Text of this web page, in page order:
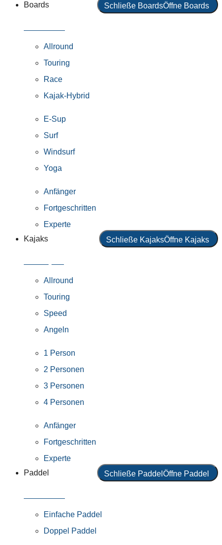
Boards Schließe BoardsÖffne Boards
Allround
Touring
Race
Kajak-Hybrid
E-Sup
Surf
Windsurf
Yoga
Anfänger
Fortgeschritten
Experte
Kajaks
Schließe KajaksÖffne Kajaks
Allround
Touring
Speed
Angeln
1 Person
2 Personen
3 Personen
4 Personen
Anfänger
Fortgeschritten
Experte
Paddel
Schließe Paddel Öffne Paddel
Einfache Paddel
Doppel Paddel